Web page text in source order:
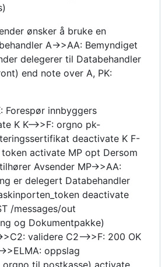
ønsker å bruke en
A->>AA: Bemyndiget
delegerer til Databehandler
end note over A, PK:
Forespør innbyggers
K K-->>F: orgno pk-
deactivate K F-
activate MP opt Dersom
Avsender MP->>AA:
er delegert Databehandler
deactivate
/messages/out
og Dokumentpakke)
validere C2-->>F: 200 OK
oppslag
til postkasse) activate